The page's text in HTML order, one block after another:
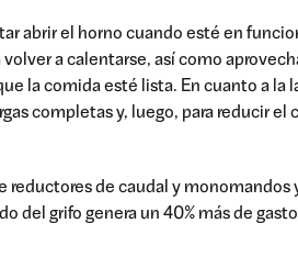
abrir el horno cuando esté en
a calentarse, así como
la comida esté lista. En cuanto a la
completas y, luego, para reducir el
de caudal y monomandos
del grifo genera un 40% más de